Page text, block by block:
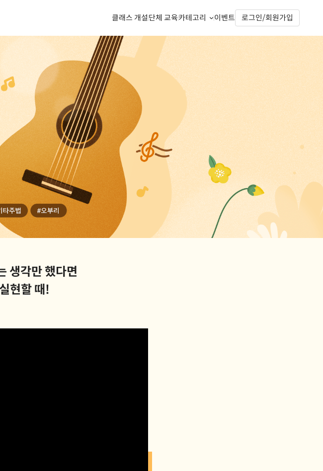
클래스 개설 단체 교육카테고리 이벤트 로그인/회원가입
생각만 했다면
현할 때!